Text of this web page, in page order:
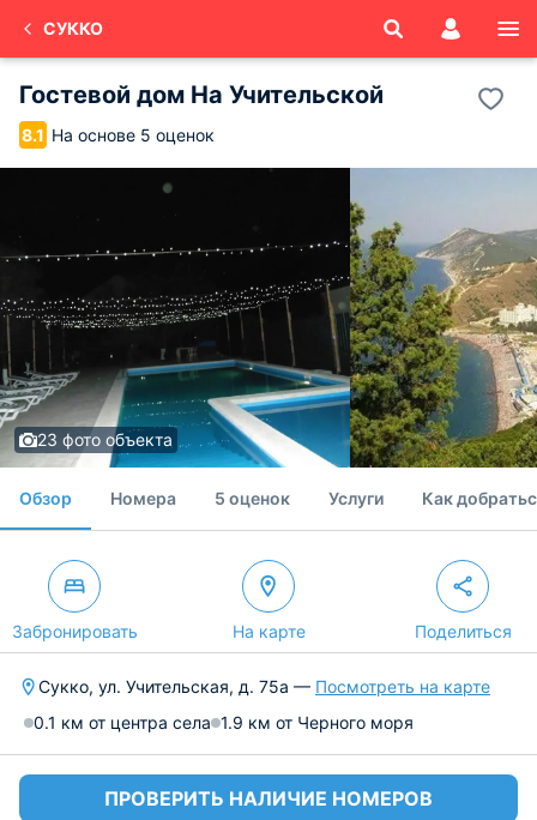
СУККО
Гостевой дом На Учительской
8.1 На основе 5 оценок
23 фото объекта
Обзор Номера 5 оценок Услуги Как
Забронировать На карте Поделиться
Сукко, ул. Учительская, д. 75а — Посмотреть на карте
0.1 км от центра села 1.9 км от Черного моря
ПРОВЕРИТЬ НАЛИЧИЕ НОМЕРОВ